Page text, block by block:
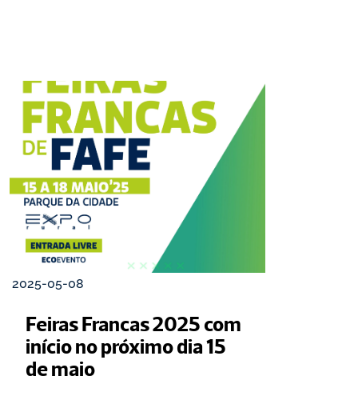
2025-05-08
Feiras Francas 2025 com
início no próximo dia 15
de maio